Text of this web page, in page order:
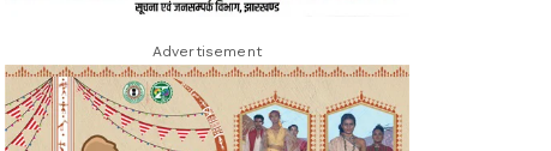
Advertisement